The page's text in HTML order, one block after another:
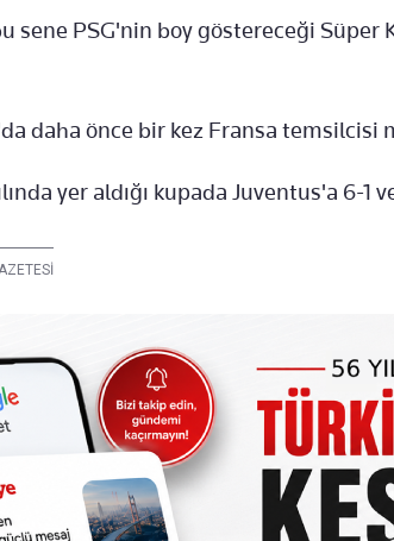
sene PSG'nin boy göstereceği
daha önce bir kez Fransa temsilcisi
yer aldığı kupada Juventus'a 6-1